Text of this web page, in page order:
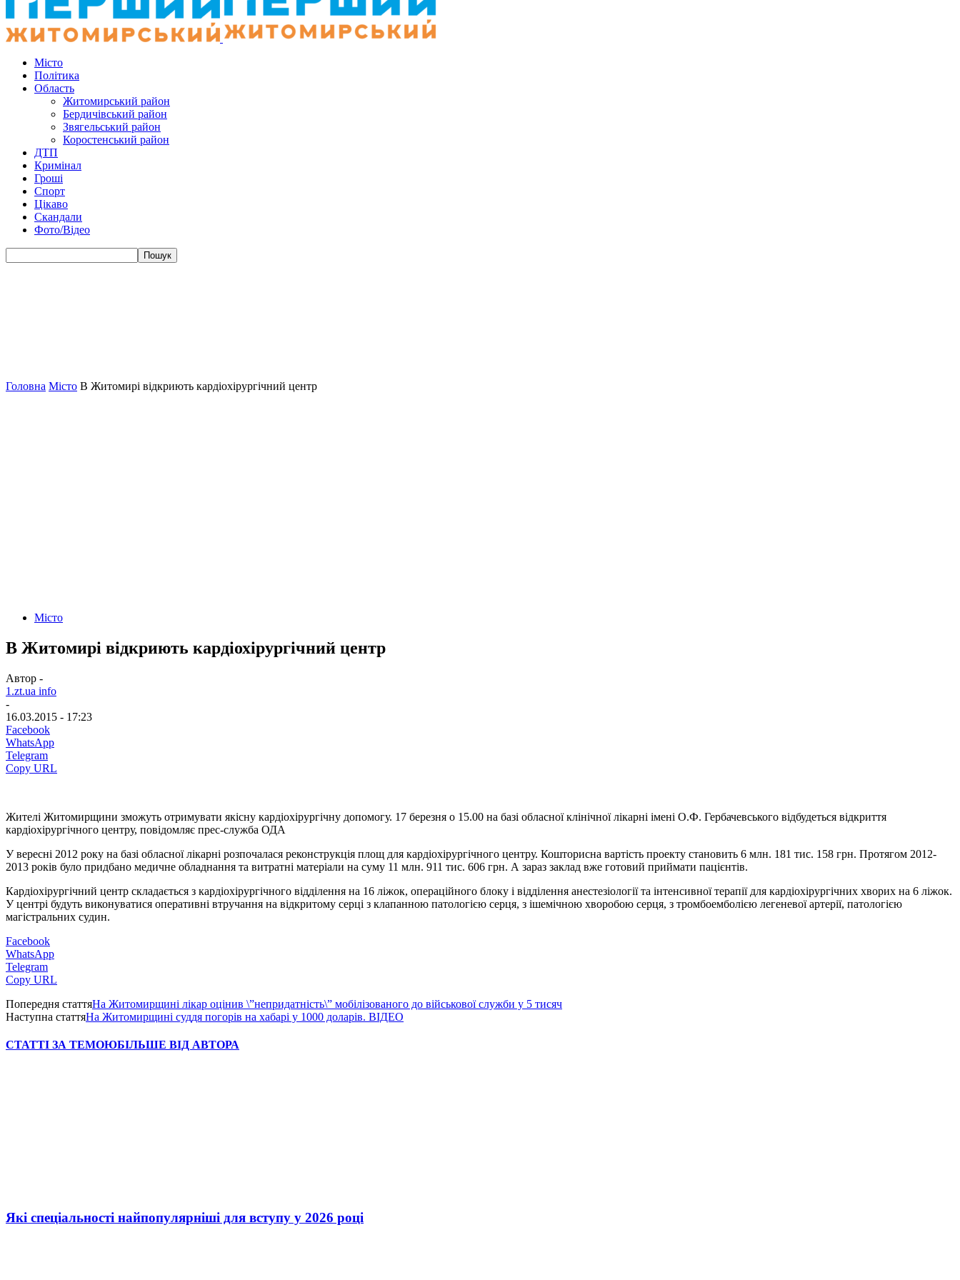
Місто
Політика
Область
Житомирський район
Бердичівський район
Звягельський район
Коростенський район
ДТП
Кримінал
Гроші
Спорт
Цікаво
Скандали
Фото/Відео
Головна Місто В Житомирі відкриють кардіохірургічний центр
Місто
В Житомирі відкриють кардіохірургічний центр
Автор -
1.zt.ua info
-
16.03.2015 - 17:23
Facebook
WhatsApp
Telegram
Copy URL
Жителі Житомирщини зможуть отримувати якісну кардіохірургічну допомогу. 17 березня о 15.00 на базі обласної клінічної лікарні імені О.Ф. Гербачевського відбудеться відкриття
кардіохірургічного центру, повідомляє прес-служба ОДА
У вересні 2012 року на базі обласної лікарні розпочалася реконструкція площ для кардіохірургічного центру. Кошторисна вартість проекту становить 6 млн. 181 тис. 158 грн. Протягом 2012-
2013 років було придбано медичне обладнання та витратні матеріали на суму 11 млн. 911 тис. 606 грн. А зараз заклад вже готовий приймати пацієнтів.
Кардіохірургічний центр складається з кардіохірургічного відділення на 16 ліжок, операційного блоку і відділення анестезіології та інтенсивної терапії для кардіохірургічних хворих на 6 ліжок.
У центрі будуть виконуватися оперативні втручання на відкритому серці з клапанною патологією серця, з ішемічною хворобою серця, з тромбоемболією легеневої артерії, патологією
магістральних судин.
Facebook
WhatsApp
Telegram
Copy URL
Попередня статтяНа Житомирщині лікар оцінив \”непридатність\” мобілізованого до військової служби у 5 тисяч
Наступна статтяНа Житомирщині суддя погорів на хабарі у 1000 доларів. ВІДЕО
СТАТТІ ЗА ТЕМОЮБІЛЬШЕ ВІД АВТОРА
Які спеціальності найпопулярніші для вступу у 2026 році